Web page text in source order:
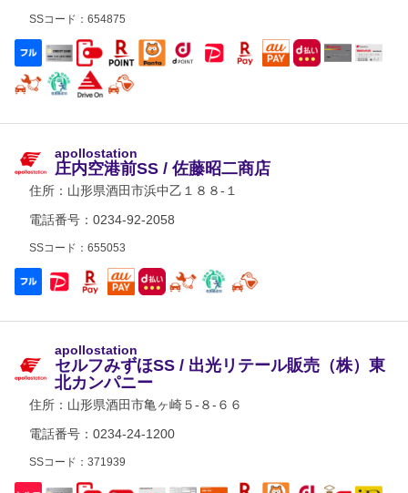
SSコード：654875
apollostation
庄内空港前SS / 佐藤昭二商店
住所： 山形県酒田市浜中乙１８８-１
電話番号：0234-92-2058
SSコード：655053
apollostation
セルフみずほSS / 出光リテール販売（株）東
北カンパニー
住所： 山形県酒田市亀ヶ崎５-８-６６
電話番号：0234-24-1200
SSコード：371939